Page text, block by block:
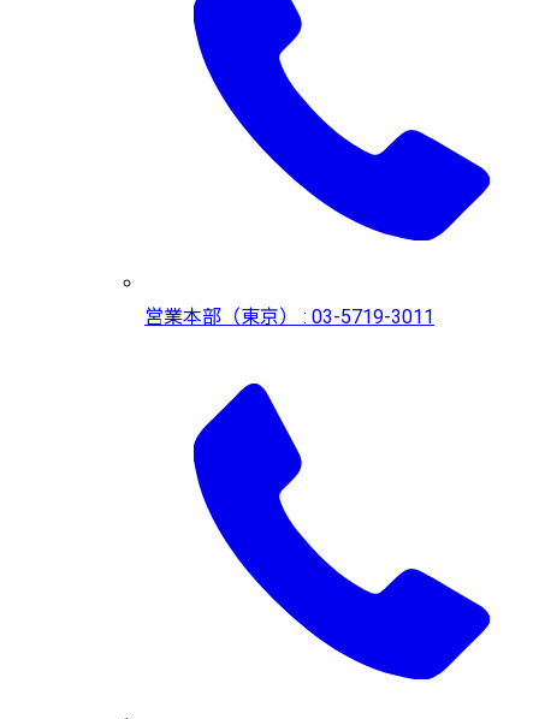
営業本部（東京） : 03-5719-3011